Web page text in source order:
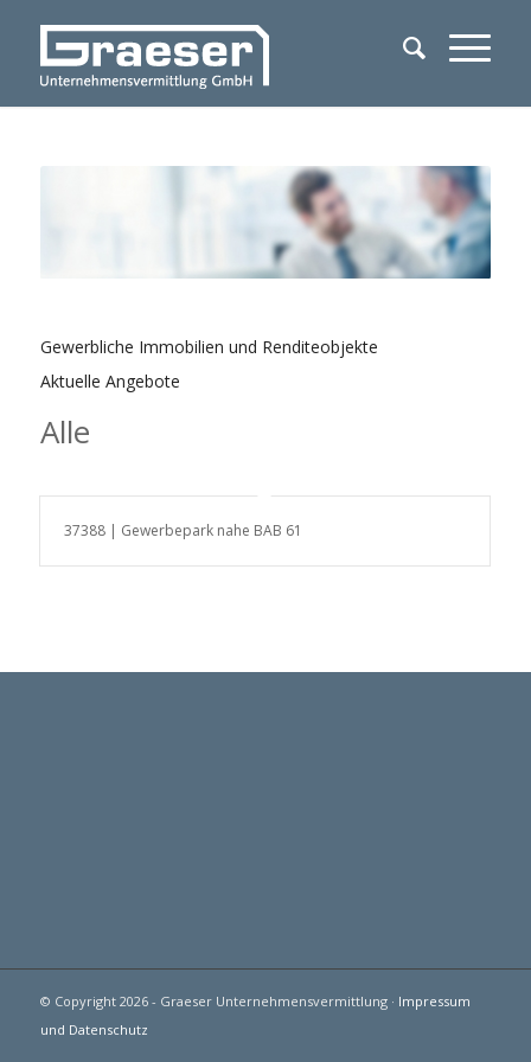
Gewerbliche Immobilien und Renditeobjekte
Aktuelle Angebote
Alle
37388 | Gewerbepark nahe BAB 61
© Copyright 2026 - Graeser Unternehmensvermittlung · Impressum
und Datenschutz